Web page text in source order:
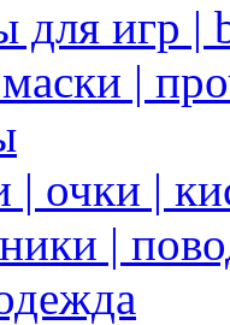
для игр |
|
| очки |
|